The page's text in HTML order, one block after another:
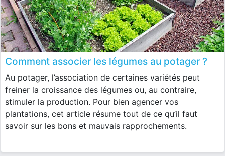
Comment associer les légumes au potager ?
Au potager, l’association de certaines variétés peut
freiner la croissance des légumes ou, au contraire,
stimuler la production. Pour bien agencer vos
plantations, cet article résume tout de ce qu’il faut
savoir sur les bons et mauvais rapprochements.